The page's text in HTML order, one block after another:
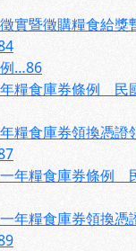
徵實暨徵購糧食給
…86
年糧食庫券條例 民
年糧食庫券領換憑
一年糧食庫券條例
一年糧食庫券領換